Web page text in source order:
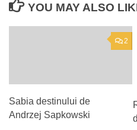
YOU MAY ALSO
2
Sabia destinului de
Andrzej Sapkowski